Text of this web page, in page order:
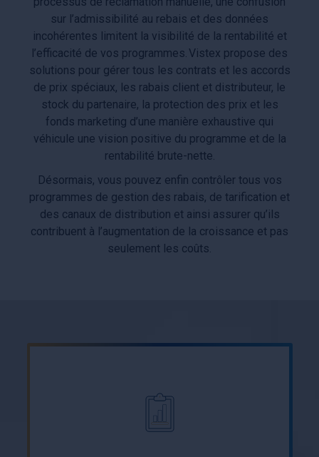
sur l’admissibilité au rebais et des données
incohérentes limitent la visibilité de la rentabilité et
l’efficacité de vos programmes. Vistex propose des
solutions pour gérer tous les contrats et les accords
de prix spéciaux, les rabais client et distributeur, le
stock du partenaire, la protection des prix et les
fonds marketing d’une manière exhaustive qui
véhicule une vision positive du programme et de la
rentabilité brute-nette.
Désormais, vous pouvez enfin contrôler tous vos
programmes de gestion des rabais, de tarification et
des canaux de distribution et ainsi assurer qu’ils
contribuent à l’augmentation de la croissance et pas
seulement les coûts.